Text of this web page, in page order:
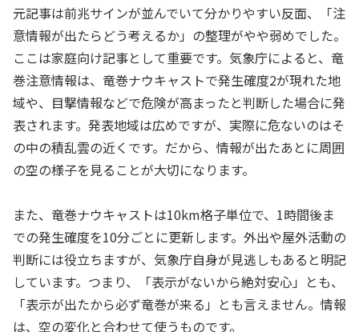
元記事は前兆サインが並んでいて分かりやすい反面、「注
意情報が出たらどう考えるか」の整理がやや弱めでした。
ここは家庭向け記事として重要です。気象庁によると、竜
巻注意情報は、竜巻ナウキャストで発生確度2が現れた地
域や、目撃情報などで危険が高まったと判断した場合に発
表されます。発表地域は広めですが、実際に危ないのはそ
の中の積乱雲の近くです。だから、情報が出たあとに周囲
の空の様子を見ることが大切になります。
また、竜巻ナウキャストは10km格子単位で、1時間後ま
での発生確度を10分ごとに更新します。外出や屋外活動の
判断には役立ちますが、気象庁自身が見逃しもあると明記
しています。つまり、「表示がないから絶対安心」とも、
「表示が出たから必ず竜巻が来る」とも言えません。情報
は、空の変化と合わせて使うものです。